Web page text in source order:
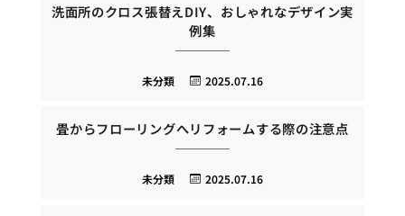
洗面所のクロス張替えDIY、おしゃれなデザイン実
例集
2025.07.16
未分類
畳からフローリングへリフォームする際の注意点
2025.07.16
未分類